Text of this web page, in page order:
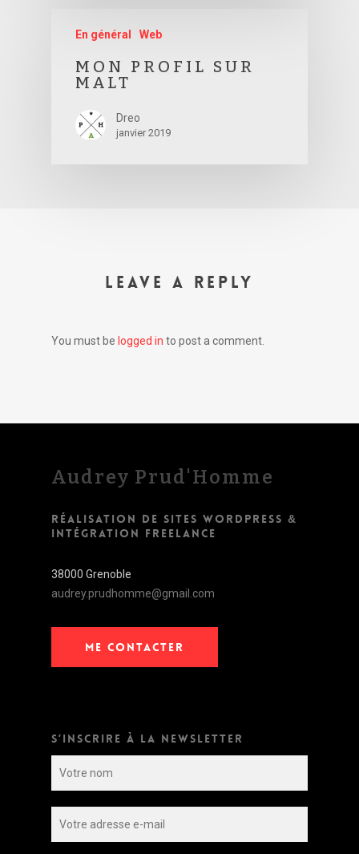
En général Web
MON PROFIL SUR
MALT
Dreo
janvier 2019
LEAVE A REPLY
You must be logged in to post a comment.
Audrey Prud'Homme
RÉALISATION DE SITES WORDPRESS &
INTÉGRATION FREELANCE
38000 Grenoble
audrey.prudhomme@gmail.com
ME CONTACTER
S’INSCRIRE À LA NEWSLETTER